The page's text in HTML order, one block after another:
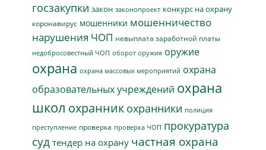
госзакупки закон законопроект конкурс на охрану
коронавирус мошенники мошенничество
нарушения ЧОП невыплата заработной платы
недобросовестный ЧОП оборот оружия оружие
охрана охрана массовых мероприятий охрана
образовательных учреждений охрана
школ охранник охранники полиция
преступление проверка проверка ЧОП прокуратура
суд тендер на охрану частная охрана